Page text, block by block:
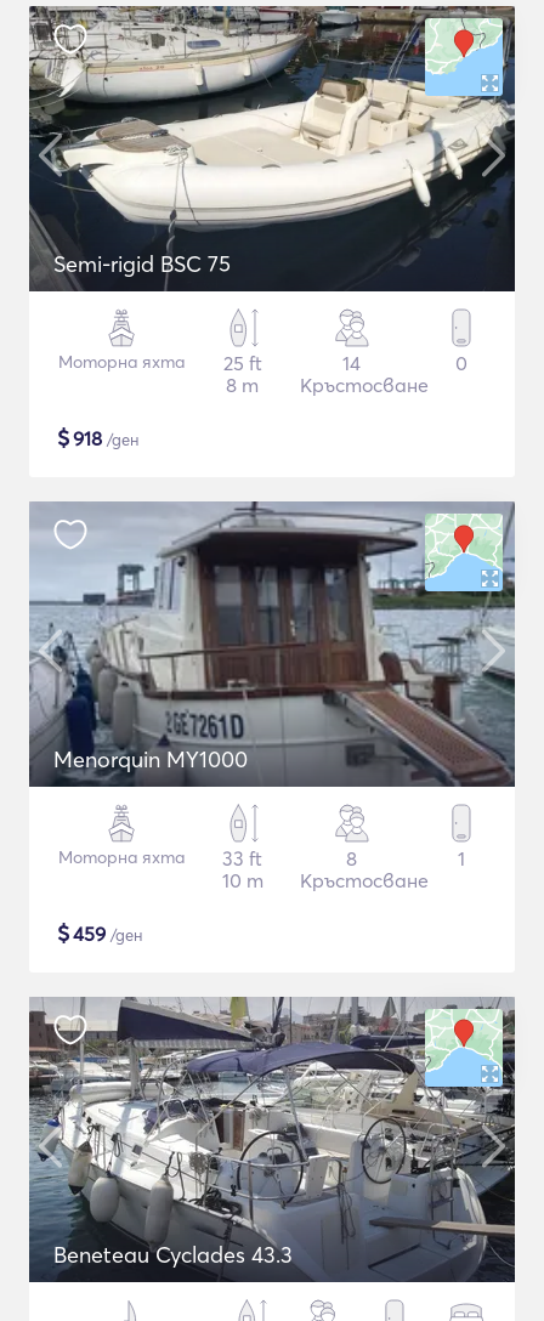
Semi-rigid BSC 75
Моторна яхта
25 ft
8 m
14
Кръстосване
0
$918 /ден
Menorquin MY1000
Моторна яхта
33 ft
10 m
8
Кръстосване
1
$459 /ден
Beneteau Cyclades 43.3